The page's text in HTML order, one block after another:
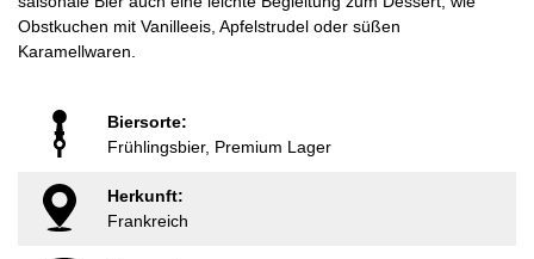
Obstkuchen mit Vanilleeis, Apfelstrudel oder süßen
Karamellwaren.
Biersorte:
Frühlingsbier, Premium Lager
Herkunft:
Frankreich